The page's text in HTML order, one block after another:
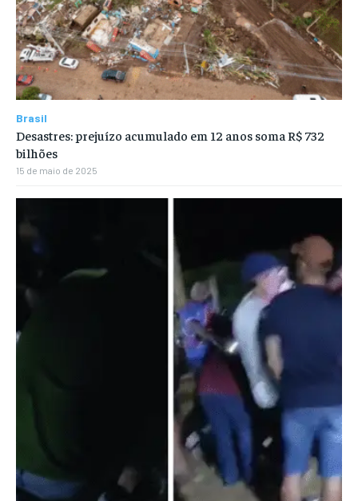
Brasil
Desastres: prejuízo acumulado em 12 anos soma R$ 732
bilhões
15 de maio de 2025